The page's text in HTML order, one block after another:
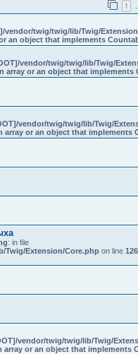
1
vendor/twig/twig/lib/Twig/
an object that implements
vendor/twig/twig/lib/Twig/
array or an object that implements
vendor/twig/twig/lib/Twig/
array or an object that implements
: in file
Twig/Extension/Core.phpon line
vendor/twig/twig/lib/Twig/
array or an object that implements